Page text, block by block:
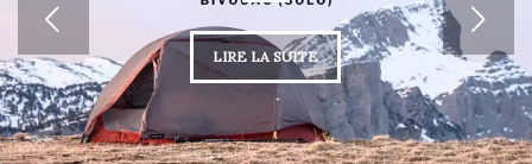
LIRE LA SUITE
Suivant